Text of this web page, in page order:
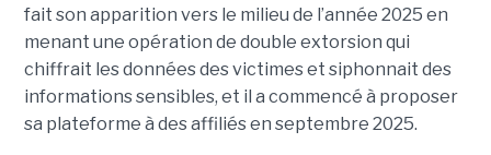
fait son apparition vers le milieu de l’année 2025 en
menant une opération de double extorsion qui
chiffrait les données des victimes et siphonnait des
informations sensibles, et il a commencé à proposer
sa plateforme à des affiliés en septembre 2025.